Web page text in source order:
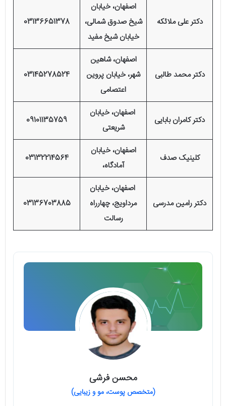
دکتر علی ملائکه
اصفهان، خیابان
شیخ صدوق شمالی،
خیابان شیخ مفید
03136651378
دکتر محمد طالبی
اصفهان، شاهین
شهر، خیابان پروین
اعتصامی
03145278524
دکتر کامران بابایی
اصفهان، خیابان
شریعتی
09101135759
کلینیک صدف
اصفهان، خیابان
آمادگاه،
03132214564
دکتر رامین مدرسی
اصفهان، خیابان
مرداویج، چهارراه
رسالت
03136703885
محسن فرشی
(متخصص پوست، مو و زیبایی)